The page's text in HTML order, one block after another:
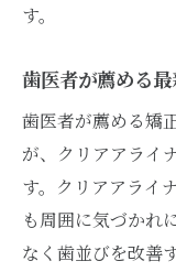
す。
歯医者が薦める
歯医者が薦める矯
が、クリアアライ
す。クリアアライ
も周囲に気づかれ
なく歯並びを改善